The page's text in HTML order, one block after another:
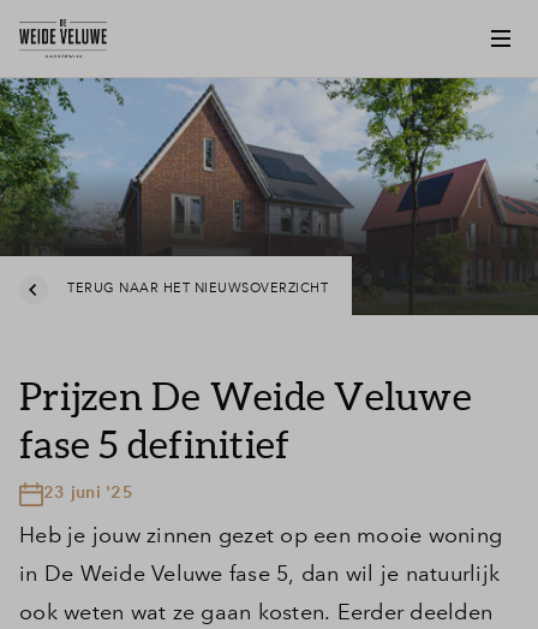
TERUG NAAR HET NIEUWSOVERZICHT
Prijzen De Weide Veluwe
fase 5 definitief
23 juni '25
Heb je jouw zinnen gezet op een mooie woning
in De Weide Veluwe fase 5, dan wil je natuurlijk
ook weten wat ze gaan kosten. Eerder deelden